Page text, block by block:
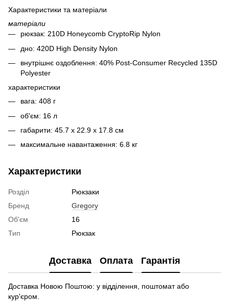
Характеристики та матеріали
матеріали
рюкзак: 210D Honeycomb CryptoRip Nylon
дно: 420D High Density Nylon
внутрішнє оздоблення: 40% Post-Consumer Recycled 135D
Polyester
характеристики
вага: 408 г
об'єм: 16 л
габарити: 45.7 x 22.9 x 17.8 см
максимальне навантаження: 6.8 кг
Характеристики
Розділ
Рюкзаки
Бренд
Gregory
Об'єм
16
Тип
Рюкзак
Доставка Оплата Гарантія
Доставка Новою Поштою: у відділення, поштомат або
кур'єром.